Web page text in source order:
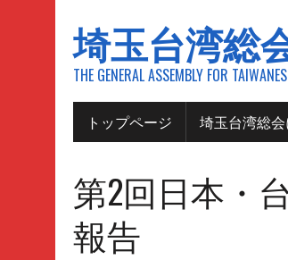
埼玉台湾総
THE GENERAL ASSEMBLY FOR
トップページ 埼玉台湾総
第2回日本・
報告